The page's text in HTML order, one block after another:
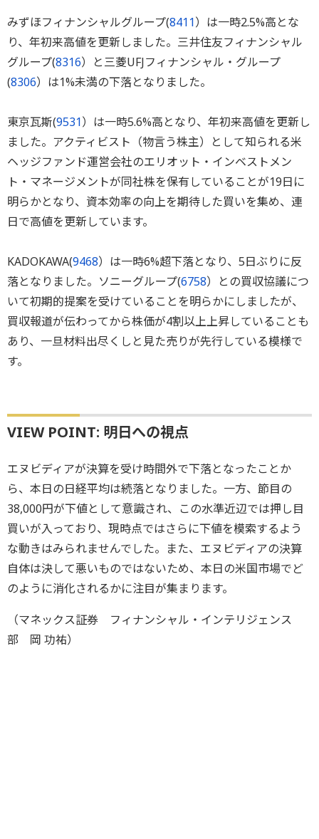
みずほフィナンシャルグループ(8411）は一時2.5%高とな
り、年初来高値を更新しました。三井住友フィナンシャル
グループ(8316）と三菱UFJフィナンシャル・グループ
(8306）は1%未満の下落となりました。
東京瓦斯(9531）は一時5.6%高となり、年初来高値を更新し
ました。アクティビスト（物言う株主）として知られる米
ヘッジファンド運営会社のエリオット・インベストメン
ト・マネージメントが同社株を保有していることが19日に
明らかとなり、資本効率の向上を期待した買いを集め、連
日で高値を更新しています。
KADOKAWA(9468）は一時6%超下落となり、5日ぶりに反
落となりました。ソニーグループ(6758）との買収協議につ
いて初期的提案を受けていることを明らかにしましたが、
買収報道が伝わってから株価が4割以上上昇していることも
あり、一旦材料出尽くしと見た売りが先行している模様で
す。
VIEW POINT: 明日への視点
エヌビディアが決算を受け時間外で下落となったことか
ら、本日の日経平均は続落となりました。一方、節目の
38,000円が下値として意識され、この水準近辺では押し目
買いが入っており、現時点ではさらに下値を模索するよう
な動きはみられませんでした。また、エヌビディアの決算
自体は決して悪いものではないため、本日の米国市場でど
のように消化されるかに注目が集まります。
（マネックス証券 フィナンシャル・インテリジェンス
部 岡 功祐）